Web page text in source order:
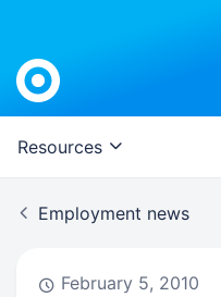
Work.ua
Resources
Employment news
February 5, 2010